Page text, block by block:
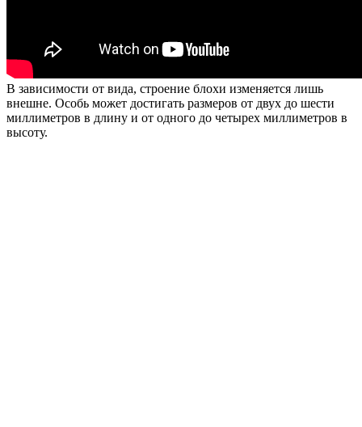
В зависимости от вида, строение блохи изменяется лишь
внешне. Особь может достигать размеров от двух до шести
миллиметров в длину и от одного до четырех миллиметров в
высоту.